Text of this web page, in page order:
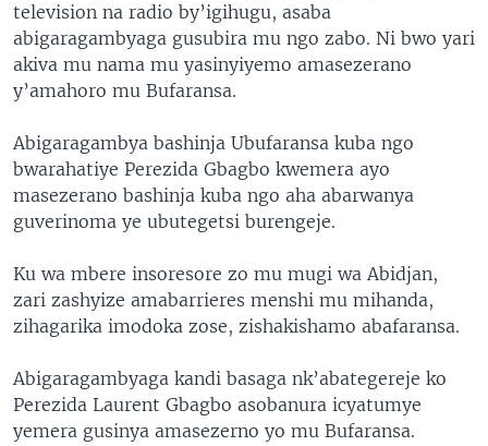
television na radio by’igihugu, asaba
abigaragambyaga gusubira mu ngo zabo. Ni bwo yari
akiva mu nama mu yasinyiyemo amasezerano
y’amahoro mu Bufaransa.
Abigaragambya bashinja Ubufaransa kuba ngo
bwarahatiye Perezida Gbagbo kwemera ayo
masezerano bashinja kuba ngo aha abarwanya
guverinoma ye ubutegetsi burengeje.
Ku wa mbere insoresore zo mu mugi wa Abidjan,
zari zashyize amabarrieres menshi mu mihanda,
zihagarika imodoka zose, zishakishamo abafaransa.
Abigaragambyaga kandi basaga nk’abategereje ko
Perezida Laurent Gbagbo asobanura icyatumye
yemera gusinya amasezerno yo mu Bufaransa.